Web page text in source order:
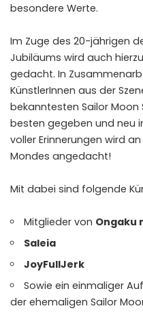
besondere Werte.
Im Zuge des 20-jährigen
Jubiläums wird auch
gedacht. In
KünstlerInnen aus der
bekanntesten Sailor Moon
besten gegeben und neu
voller Erinnerungen wird
Mondes angedacht!
Mit dabei sind folgende
Mitglieder von Ongaku
Saleia
JoyFullJerk
Sowie ein einmaliger
der ehemaligen Sailor